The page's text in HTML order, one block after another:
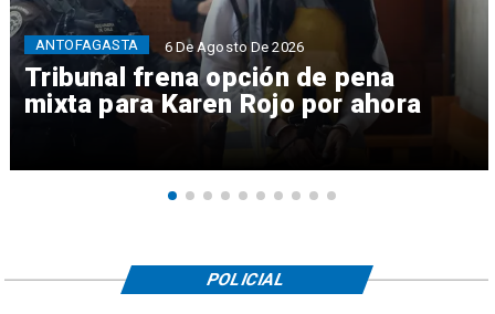
Tribunal frena opción de pena
mixta para Karen Rojo por ahora
ANTOFAGASTA 6 De Agosto De 2026
POLICIAL